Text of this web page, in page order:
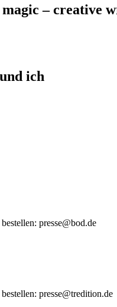
magic – creative
ich
presse@bod.de
presse@tredition.de